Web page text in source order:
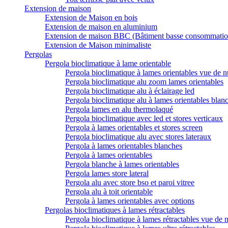
Extension de maison
Extension de Maison en bois
Extension de maison en aluminium
Extension de maison BBC (Bâtiment basse
Extension de Maison minimaliste
Pergolas
Pergola bioclimatique à lame orientable
Pergola bioclimatique à lames orientables vue de
Pergola bioclimatique alu zoom lames orientables
Pergola bioclimatique alu à éclairage led
Pergola bioclimatique alu à lames orientables
Pergola lames en alu thermolaqué
Pergola bioclimatique avec led et stores verticaux
Pergola à lames orientables et stores screen
Pergola bioclimatique alu avec stores lateraux
Pergola à lames orientables blanches
Pergola à lames orientables
Pergola blanche à lames orientables
Pergola lames store lateral
Pergola alu avec store bso et paroi vitree
Pergola alu à toit orientable
Pergola à lames orientables avec options
Pergolas bioclimatiques à lames rétractables
Pergola bioclimatique à lames rétractables vue de